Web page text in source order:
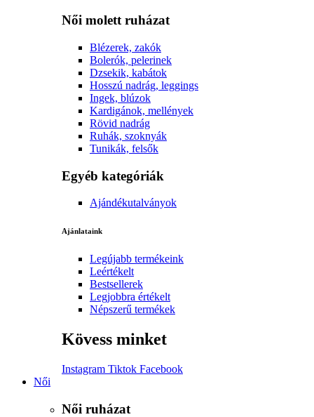
Női molett ruházat
Blézerek, zakók
Bolerók, pelerinek
Dzsekik, kabátok
Hosszú nadrág, leggings
Ingek, blúzok
Kardigánok, mellények
Rövid nadrág
Ruhák, szoknyák
Tunikák, felsők
Egyéb kategóriák
Ajándékutalványok
Ajánlataink
Legújabb termékeink
Leértékelt
Bestsellerek
Legjobbra értékelt
Népszerű termékek
Kövess minket
Instagram Tiktok Facebook
Női
Női ruházat